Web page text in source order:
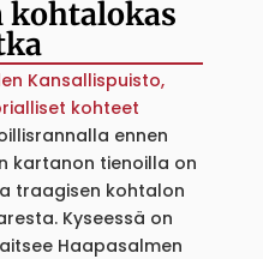
Kansallispuisto,
kohteet
ennen
kartanon tienoilla on
traagisen kohtalon
Kyseessä on
Haapasalmen